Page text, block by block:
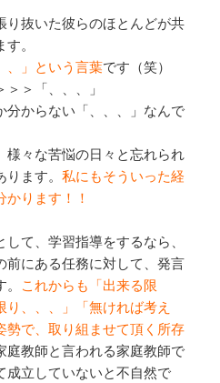
り抜いた彼らのほとんどが共
。
、」という言葉です（笑）
＞「、、、」
分からない「、、、」なんで
様々な苦悩の日々と忘れられ
ります。私にもそういった経
ります！！
て、学習指導をするなら、
前にある任務に対して、発言
これからも「出来る限
、、、」「無ければ考え
勢で、取り組ませて頂く所存
庭教師と言われる家庭教師で
成立していないと不自然で